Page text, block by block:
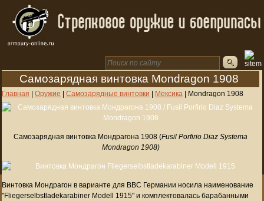
Самозарядная винтовка Mondragon 1908
Главная | Оружие | Самозарядные винтовки | Мексика | Mondragon 1908
Самозарядная винтовка Мондрагона 1908 (Fusil Porfirio Diaz Systema
Mondragon 1908)
Винтовка Мондрагон в варианте для ВВС Германии носила наименование
"Fliegerselbstladekarabiner Modell 1915" и комплектовалась барабанными